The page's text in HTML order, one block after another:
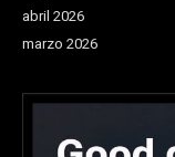
abril 2026
marzo 2026